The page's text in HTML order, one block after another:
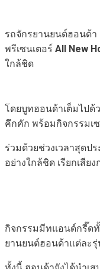
รถจักรยานยนต์ฮอนด้า
พรีเซนเตอร์ All New
ใกล้ชิด
โดยบูทฮอนด้าเต็มไปด้
คึกคัก พร้อมกิจกรรมเ
ร่วมด้วยช่วงเวลาสุดป
อย่างใกล้ชิด เรียกเสี
กิจกรรมมีทแอนด์กรี๊ดทั้
ยานยนต์ฮอนด้าแต่ละ